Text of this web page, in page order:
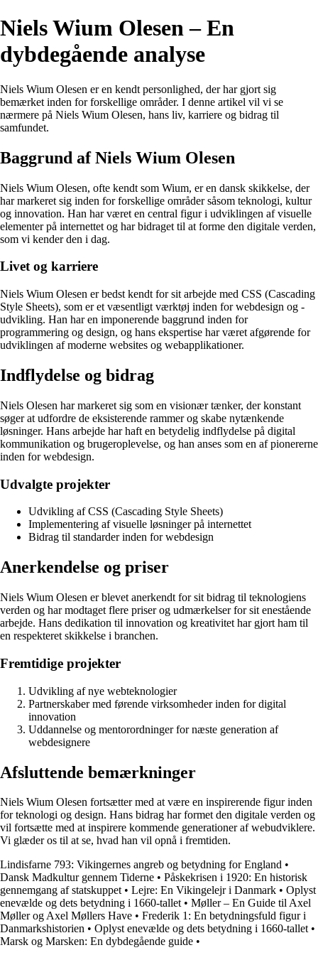
Niels Wium Olesen – En
dybdegående analyse
Niels Wium Olesen er en kendt personlighed, der har gjort sig
bemærket inden for forskellige områder. I denne artikel vil vi se
nærmere på Niels Wium Olesen, hans liv, karriere og bidrag til
samfundet.
Baggrund af Niels Wium Olesen
Niels Wium Olesen, ofte kendt som Wium, er en dansk skikkelse, der
har markeret sig inden for forskellige områder såsom teknologi, kultur
og innovation. Han har været en central figur i udviklingen af visuelle
elementer på internettet og har bidraget til at forme den digitale verden,
som vi kender den i dag.
Livet og karriere
Niels Wium Olesen er bedst kendt for sit arbejde med CSS (Cascading
Style Sheets), som er et væsentligt værktøj inden for webdesign og -
udvikling. Han har en imponerende baggrund inden for
programmering og design, og hans ekspertise har været afgørende for
udviklingen af moderne websites og webapplikationer.
Indflydelse og bidrag
Niels Olesen har markeret sig som en visionær tænker, der konstant
søger at udfordre de eksisterende rammer og skabe nytænkende
løsninger. Hans arbejde har haft en betydelig indflydelse på digital
kommunikation og brugeroplevelse, og han anses som en af pionererne
inden for webdesign.
Udvalgte projekter
Udvikling af CSS (Cascading Style Sheets)
Implementering af visuelle løsninger på internettet
Bidrag til standarder inden for webdesign
Anerkendelse og priser
Niels Wium Olesen er blevet anerkendt for sit bidrag til teknologiens
verden og har modtaget flere priser og udmærkelser for sit enestående
arbejde. Hans dedikation til innovation og kreativitet har gjort ham til
en respekteret skikkelse i branchen.
Fremtidige projekter
Udvikling af nye webteknologier
Partnerskaber med førende virksomheder inden for digital
innovation
Uddannelse og mentorordninger for næste generation af
webdesignere
Afsluttende bemærkninger
Niels Wium Olesen fortsætter med at være en inspirerende figur inden
for teknologi og design. Hans bidrag har formet den digitale verden og
vil fortsætte med at inspirere kommende generationer af webudviklere.
Vi glæder os til at se, hvad han vil opnå i fremtiden.
Lindisfarne 793: Vikingernes angreb og betydning for England •
Dansk Madkultur gennem Tiderne • Påskekrisen i 1920: En historisk
gennemgang af statskuppet• Lejre: En Vikingelejr i Danmark • Oplyst
enevælde og dets betydning i 1660-tallet• Møller – En Guide til Axel
Møller og Axel Møllers Have • Frederik 1: En betydningsfuld figur i
Danmarkshistorien • Oplyst enevælde og dets betydning i 1660-tallet•
Marsk og Marsken: En dybdegående guide •